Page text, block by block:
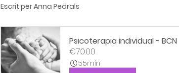
Escrit per Anna Pedrals
Psicoterapia individual - BCN
€70.00
55min